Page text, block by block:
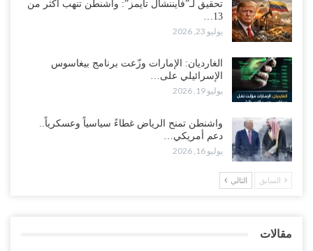
“حضرموت“| بعد اقتحام منزل شيخ بارز.. قبائل الصحراء اليمنية تبدأ
احتشاداً على الحدود السعودية..!
وسط غضبٍ جنوباً.. دعوات لإغلاق مطرح فدغم مع تحوله من معسكر
للتجنيد إلى ساحة لتصفية قادة التحالف..!
“تعز“| مع اقتراب إعادة الهيكلة السعودية.. سباق بين طارق والإصلاح
لإشعال حرب..!
أغسطس 2, 2026
أغسطس 2, 2026
تحقيق لـ”فايننشال تايمز”: واشنطن تنهب أكثر من
13…
يوليو 23, 2026
الغارديان: الإمارات وزّعت برنامج بيغاسوس
الإسرائيلي على…
يوليو 19, 2026
واشنطن تمنح الرياض غطاءً سياسياً وعسكرياً..
دعم أمريكي…
يوليو 16, 2026
السابق التالي
مقالات